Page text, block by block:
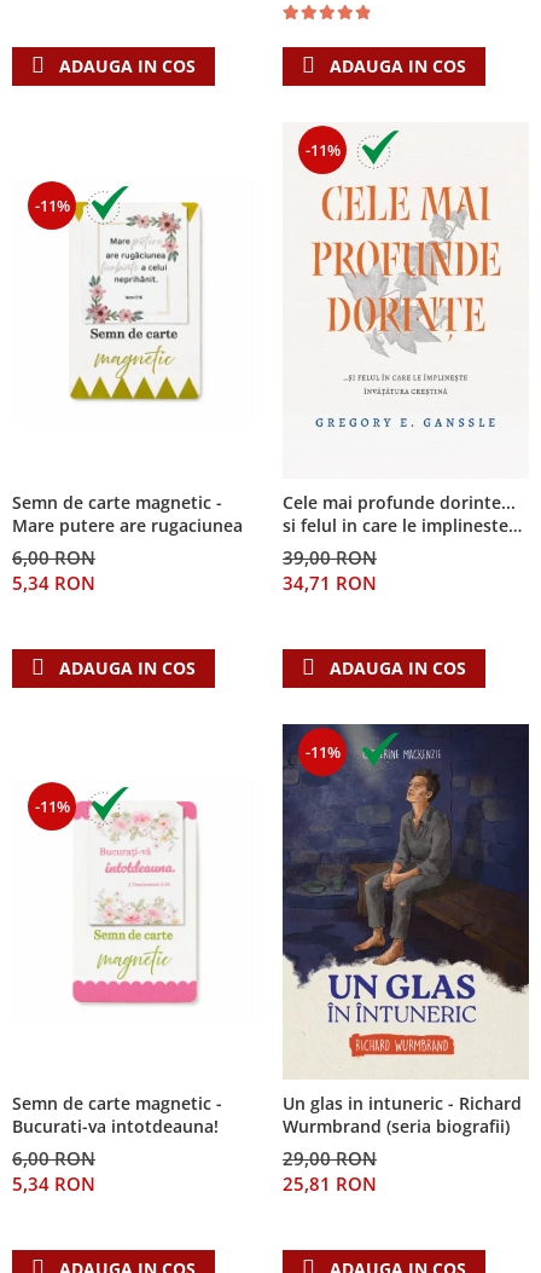
ADAUGA IN COS ADAUGA IN COS
-11%
Semn de carte magnetic -
Mare putere are rugaciunea
6,00 RON
5,34 RON
ADAUGA IN COS
-11%
Cele mai profunde dorinte...
si felul in care le implineste
invatatura crestina
39,00 RON
34,71 RON
ADAUGA IN COS
-11%
Semn de carte magnetic -
Bucurati-va intotdeauna!
6,00 RON
5,34 RON
-11%
Un glas in intuneric - Richard
Wurmbrand (seria biografii)
29,00 RON
25,81 RON